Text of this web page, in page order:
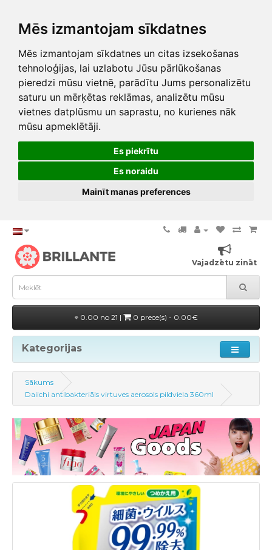
Mēs izmantojam sīkdatnes
Mēs izmantojam sīkdatnes un citas izsekošanas
tehnoloģijas, lai uzlabotu Jūsu pārlūkošanas
pieredzi mūsu vietnē, parādītu Jums personalizētu
saturu un mērķētas reklāmas, analizētu mūsu
vietnes datplūsmu un saprastu, no kurienes nāk
mūsu apmeklētāji.
Es piekrītu
Es noraidu
Mainīt manas preferences
Vajadzētu zināt
0.00 no 21 | 0 prece(s) - 0.00€
Kategorijas
Sākums
Daiichi antibakteriāls virtuves aerosols pildviela 360ml